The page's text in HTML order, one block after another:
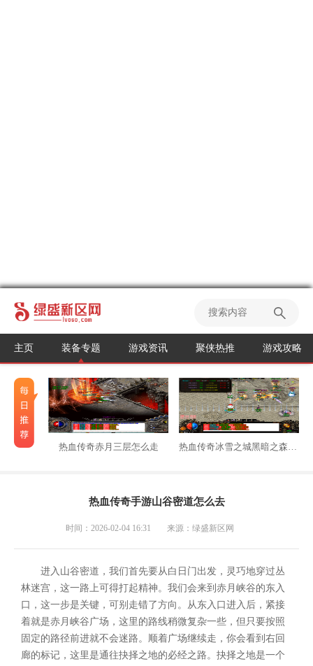
主页 装备专题 游戏资讯 聚侠热推 游戏攻略
热血传奇赤月三层怎么走 热血传奇冰雪之城黑暗之森怎么走
热血传奇手游山谷密道怎么去
时间：2026-02-04 16:31 来源：绿盛新区网
进入山谷密道，我们首先要从白日门出发，灵巧地穿过丛
林迷宫，这一路上可得打起精神。我们会来到赤月峡谷的东入
口，这一步是关键，可别走错了方向。从东入口进入后，紧接
着就是赤月峡谷广场，这里的路线稍微复杂一些，但只要按照
固定的路径前进就不会迷路。顺着广场继续走，你会看到右回
廊的标记，这里是通往抉择之地的必经之路。抉择之地是一个